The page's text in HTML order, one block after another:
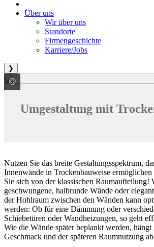
Über uns
Wir über uns
Standorte
Firmengeschichte
Karriere/Jobs
❯
© Protektorwerk Florenz Maisch
Umgestaltung mit
Nutzen Sie das breite Gestaltungsspektrum,
Innenwände in Trockenbauweise ermöglichen
Sie sich von der klassischen Raumaufteilung!
geschwungene, halbrunde Wände oder
der Hohlraum zwischen den Wänden kann
werden: Ob für eine Dämmung oder
Schiebetüren oder Wandheizungen, so geht
Wie die Wände später beplankt werden,
Geschmack und der späteren Raumnutzung